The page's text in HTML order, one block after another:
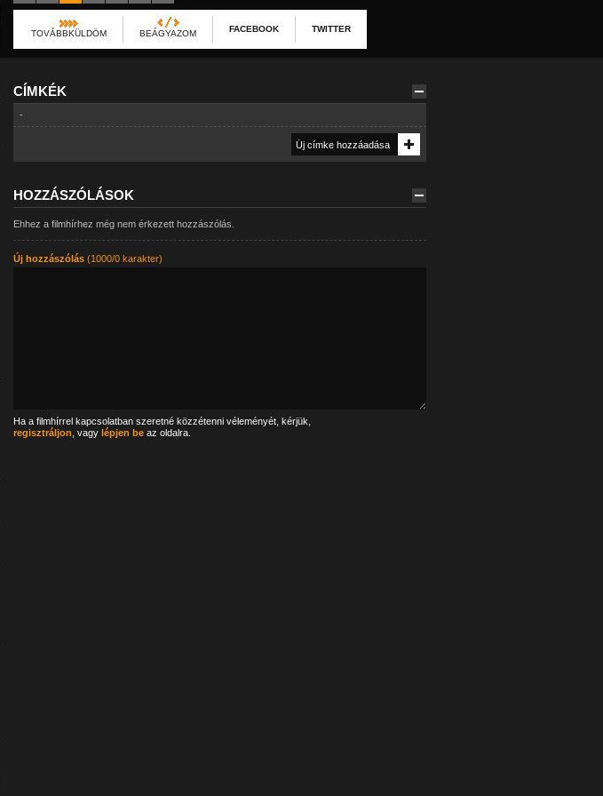
TOVÁBBKÜLDÖM BEÁGYAZOM FACEBOOK TWITTER
CÍMKÉK
-
HOZZÁSZÓLÁSOK
Ehhez a filmhírhez még nem érkezett hozzászólás.
Új hozzászólás(1000/0 karakter)
Ha a filmhírrel kapcsolatban szeretné közzétenni véleményét, kérjük,
regisztráljon , vagy lépjen beaz oldalra.